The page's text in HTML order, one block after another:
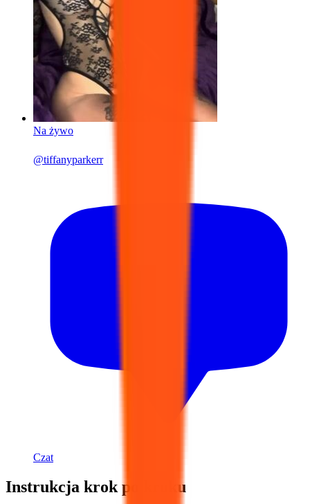
Na żywo
@tiffanyparkerr
Czat
Instrukcja krok po kroku